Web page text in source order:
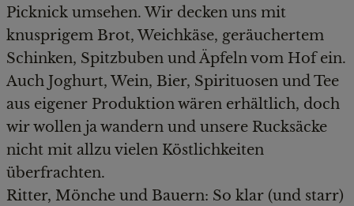
Picknick umsehen. Wir decken uns mit
knusprigem Brot, Weichkäse, geräuchertem
Schinken, Spitzbuben und Äpfeln vom Hof ein.
Auch Joghurt, Wein, Bier, Spirituosen und Tee
aus eigener Produktion wären erhältlich, doch
wir wollen ja wandern und unsere Rucksäcke
nicht mit allzu vielen Köstlichkeiten
überfrachten.
Ritter, Mönche und Bauern: So klar (und starr)